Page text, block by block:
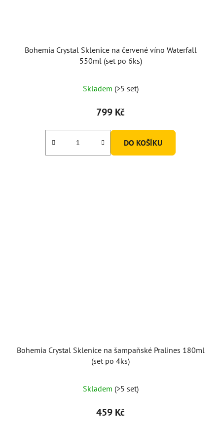
Bohemia Crystal Sklenice na červené víno Waterfall
550ml (set po 6ks)
Skladem (>5 set)
799 Kč
DO KOŠÍKU
Bohemia Crystal Sklenice na šampaňské Pralines 180ml
(set po 4ks)
Skladem (>5 set)
459 Kč